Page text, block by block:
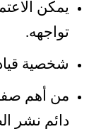
يمكن
تواجهه.
شخصية
من أهم
دائم نشر